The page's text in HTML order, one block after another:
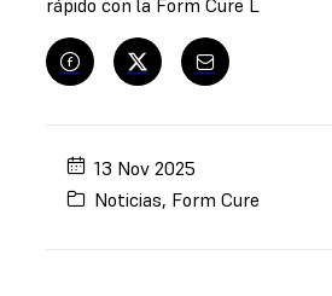
rápido con la Form Cure L
13 Nov 2025
Noticias, Form Cure